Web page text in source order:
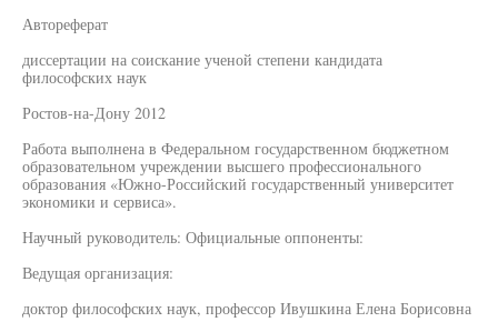
Автореферат
диссертации на соискание ученой степени кандидата
философских наук
Ростов-на-Дону 2012
Работа выполнена в Федеральном государственном бюджетном
образовательном учреждении высшего профессионального
образования «Южно-Российский государственный университет
экономики и сервиса».
Научный руководитель: Официальные оппоненты:
Ведущая организация:
доктор философских наук, профессор Ивушкина Елена Борисовна